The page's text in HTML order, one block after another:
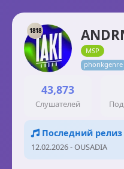
1818
MSP
phonkgenre
43,873
Слушателей
Последний релиз
12.02.2026 - OUSADIA